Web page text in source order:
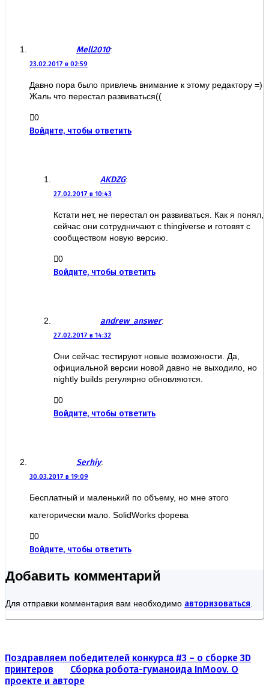
Mell2010:
23.02.2017 в 02:59
Давно пора было привлечь внимание к этому редактору =)
Жаль что перестал развиваться((
0
Войдите, чтобы ответить
AKDZG:
27.02.2017 в 10:43
Кстати нет, не перестал он развиваться. Как я понял,
сейчас они сотрудничают с thingiverse и готовят с
сообществом новую версию.
0
Войдите, чтобы ответить
andrew_answer:
27.02.2017 в 14:32
Они сейчас тестируют новые возможности. Да,
официальной версии новой давно не выходило, но
nightly builds регулярно обновляются.
0
Войдите, чтобы ответить
Serhiy:
30.03.2017 в 19:09
Бесплатный и маленький по объему, но мне этого
категорически мало. SolidWorks форева
0
Войдите, чтобы ответить
Добавить комментарий
Для отправки комментария вам необходимо авторизоваться
Поздравляем победителей конкурса #3 – о сборке 3D
принтеров
Сборка робота-гуманоида InMoov. О
проекте и авторе